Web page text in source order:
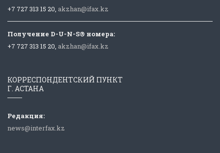
+7 727 313 15 20, akzhan@ifax.kz
Получение D-U-N-S® номера:
+7 727 313 15 20, akzhan@ifax.kz
КОРРЕСПОНДЕНТСКИЙ ПУНКТ
Г. АСТАНА
Редакция:
news@interfax.kz